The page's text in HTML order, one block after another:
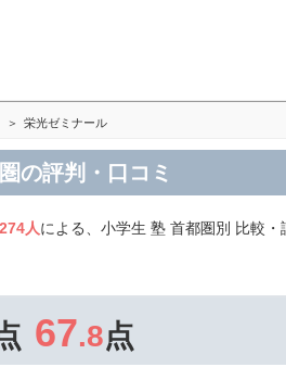
栄光ゼミナール
の評判・口コミ
人による、小学生 塾 首都圏別 比較
67.8点